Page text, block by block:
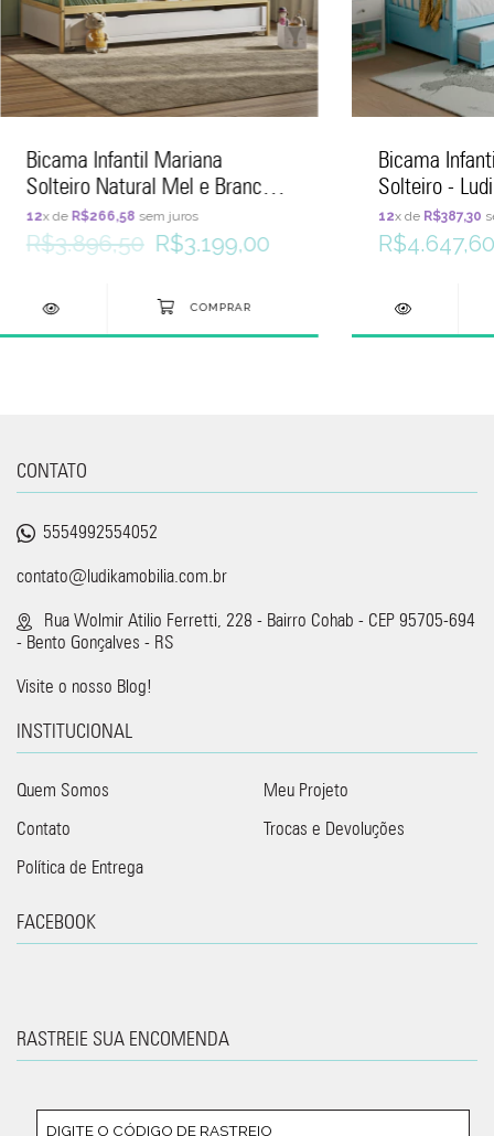
Bicama Infantil Mariana
Solteiro Natural Mel e Branco -
Ludika Mobília
12x de R$266,58 sem juros
R$3.896,50 R$3.199,00
Bicama
Solteiro -
12x de R$387,30
R$4.647,60
CONTATO
5554992554052
contato@ludikamobilia.com.br
Rua Wolmir Atilio Ferretti, 228 - Bairro Cohab - CEP 95705-694
- Bento Gonçalves - RS
Visite o nosso Blog!
INSTITUCIONAL
Quem Somos
Meu Projeto
Contato
Trocas e Devoluções
Política de Entrega
FACEBOOK
RASTREIE SUA ENCOMENDA